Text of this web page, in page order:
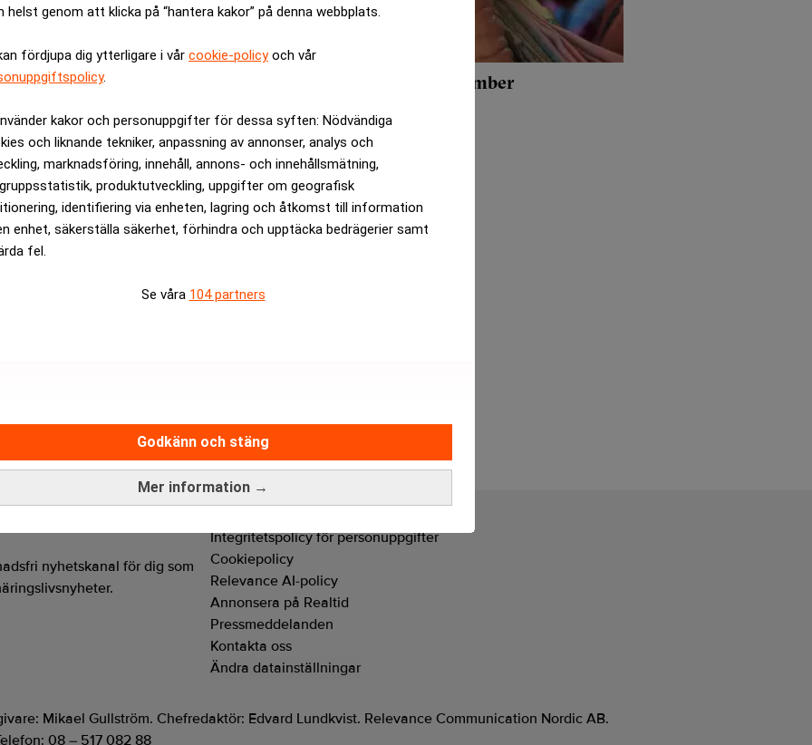
helst genom att klicka på “hantera kakor” på denna webbplats.
fördjupa dig ytterligare i vår cookie-policyoch vår
.
kakor och personuppgifter för dessa syften: Nödvändiga
och liknande tekniker, anpassning av annonser, analys och
marknadsföring, innehåll, annons- och innehållsmätning,
produktutveckling, uppgifter om geografisk
identifiering via enheten, lagring och åtkomst till information
enhet, säkerställa säkerhet, förhindra och upptäcka bedrägerier samt
fel.
Se våra 104 partners
Mer information →
Godkänn och stäng
– men inte lika
Så mycket ökade lönerna i december
din lön
nyhetskanal för dig som
Integritetspolicy för personuppgifter
Cookiepolicy
Relevance AI-policy
Annonsera på Realtid
Pressmeddelanden
Kontakta oss
Ändra datainställningar
Mikael Gullström. Chefredaktör: Edvard Lundkvist. Relevance Communication Nordic AB.
08 – 517 082 88